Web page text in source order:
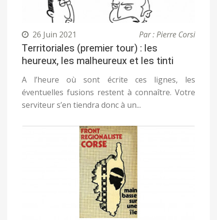
26 Juin 2021 Par : Pierre Corsi
Territoriales (premier tour) : les
heureux, les malheureux et les tinti
A l’heure où sont écrite ces lignes, les
éventuelles fusions restent à connaître. Votre
serviteur s’en tiendra donc à un...